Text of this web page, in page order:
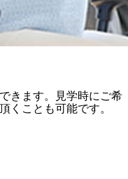
きます。見学時にご希
くことも可能です。